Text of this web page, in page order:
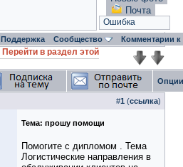
Почта
Ошибка
Поддержка Сообщество Комментарии
Перейти в раздел этой
#1 (ссылка)
Тема: прошу помощи
Помогите с дипломом . Тема
Логистические направления в